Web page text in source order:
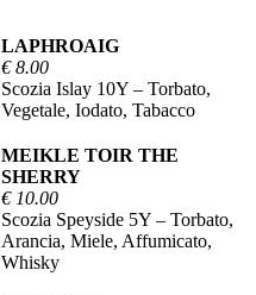
LAPHROAIG
€ 8.00
Scozia Islay 10Y – Torbato,
Vegetale, Iodato, Tabacco
MEIKLE TOIR THE
SHERRY
€ 10.00
Scozia Speyside 5Y – Torbato,
Arancia, Miele, Affumicato,
Whisky